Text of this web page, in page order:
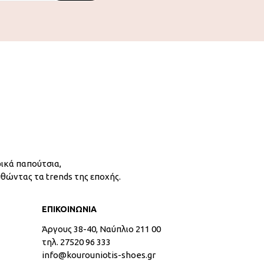
παπούτσια,
τα trends της εποχής.
ΕΠΙΚΟΙΝΩΝΙΑ
Άργους 38-40, Ναύπλιο 211 00
τηλ. 27520 96 333
info@kourouniotis-shoes.gr